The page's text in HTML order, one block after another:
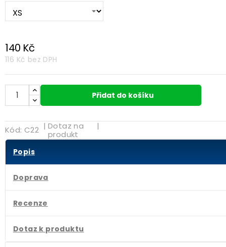
140 Kč
116 Kč bez DPH
Přidat do košíku
Kód: C22 | Dotaz na
produkt
|
Popis
Doprava
Recenze
Dotaz k produktu